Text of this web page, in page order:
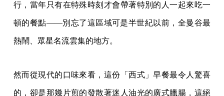
行，當年只有在特殊時刻才會帶著特別的人一起來吃一
頓的餐點——別忘了這區域可是半世紀以前，全曼谷最
熱鬧、眾星名流雲集的地方。
然而從現代的口味來看，這份「西式」早餐最令人驚喜
的，卻是那幾片煎的發散著迷人油光的廣式臘腸，這絕